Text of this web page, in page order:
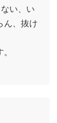
い、い
ん、抜け